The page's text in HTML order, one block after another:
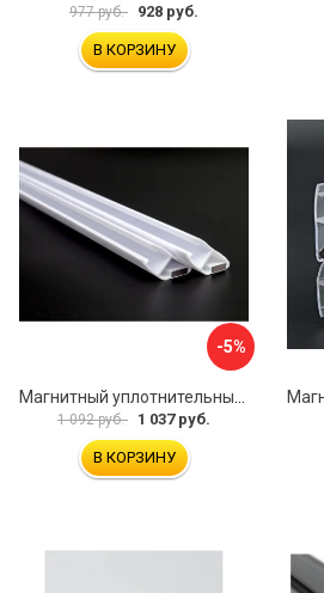
977 руб. 928 руб.
В КОРЗИНУ
-5%
1 092 руб. 1 037 руб.
В КОРЗИНУ